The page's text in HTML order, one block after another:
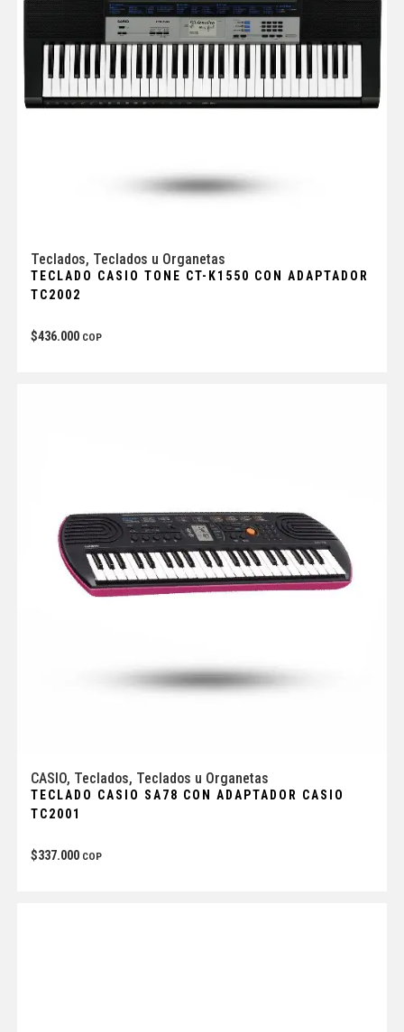
Teclados, Teclados u Organetas
TECLADO CASIO TONE CT-K1550 CON ADAPTADOR
TC2002
$436.000 COP
CASIO, Teclados, Teclados u Organetas
TECLADO CASIO SA78 CON ADAPTADOR CASIO
TC2001
$337.000 COP